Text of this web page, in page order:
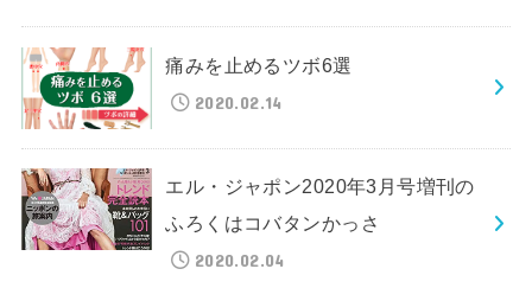
痛みを止めるツボ6選
2020.02.14
エル・ジャポン2020年3月号増刊の
ふろくはコバタンかっさ
2020.02.04